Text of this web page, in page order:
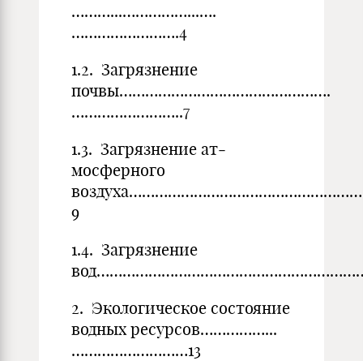
………...……………...….
…………………….4
1.2. Загрязнение
почвы………………………………………….
……………………..7
1.3. Загрязнение ат­
мосферного
воздуха………………………………………………
9
1.4. Загрязнение
2. Экологическое состояние
водных ресурсов……………...
………………………13